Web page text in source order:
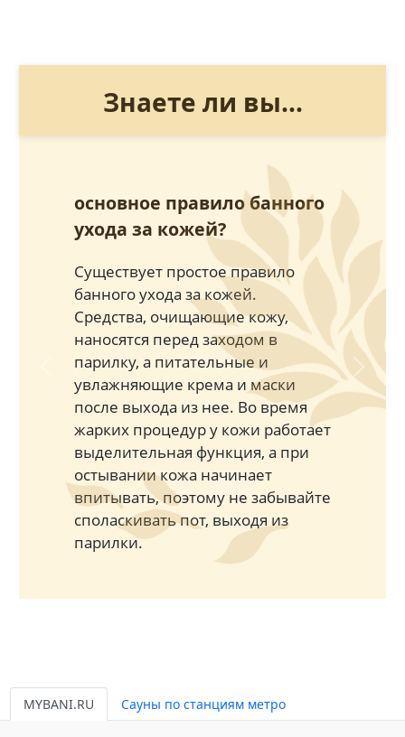
Знаете ли вы...
основное правило банного
ухода за кожей?
Существует простое правило
банного ухода за кожей.
Средства, очищающие кожу,
наносятся перед заходом в
парилку, а питательные и
увлажняющие крема и маски
после выхода из нее. Во время
жарких процедур у кожи работает
выделительная функция, а при
остывании кожа начинает
впитывать, поэтому не забывайте
споласкивать пот, выходя из
парилки.
Previous Next
MYBANI.RU Сауны по станциям метро